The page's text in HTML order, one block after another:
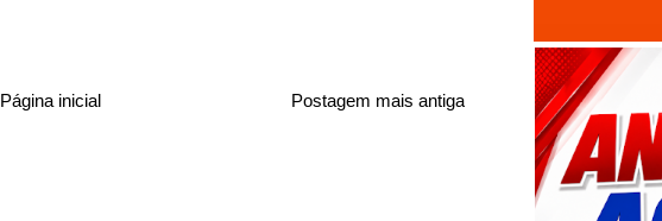
Postagem mais antiga
Página inicial